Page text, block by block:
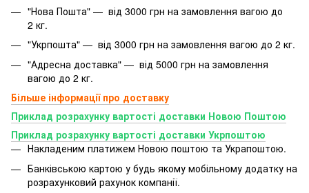
"Нова Пошта" — від 3000 грн на замовлення вагою до
2 кг.
"Укрпошта" — від 3000 грн на замовлення вагою до 2 кг.
"Адресна доставка" — від 5000 грн на замовлення
вагою до 2 кг.
Більше інформації про доставку
Приклад розрахунку вартості доставки Новою Поштою
Приклад розрахунку вартості доставки Укрпоштою
Накладеним платижем Новою поштою та Украпоштою.
Банківською картою у будь якому мобільному додатку на
розрахунковий рахунок компанії.